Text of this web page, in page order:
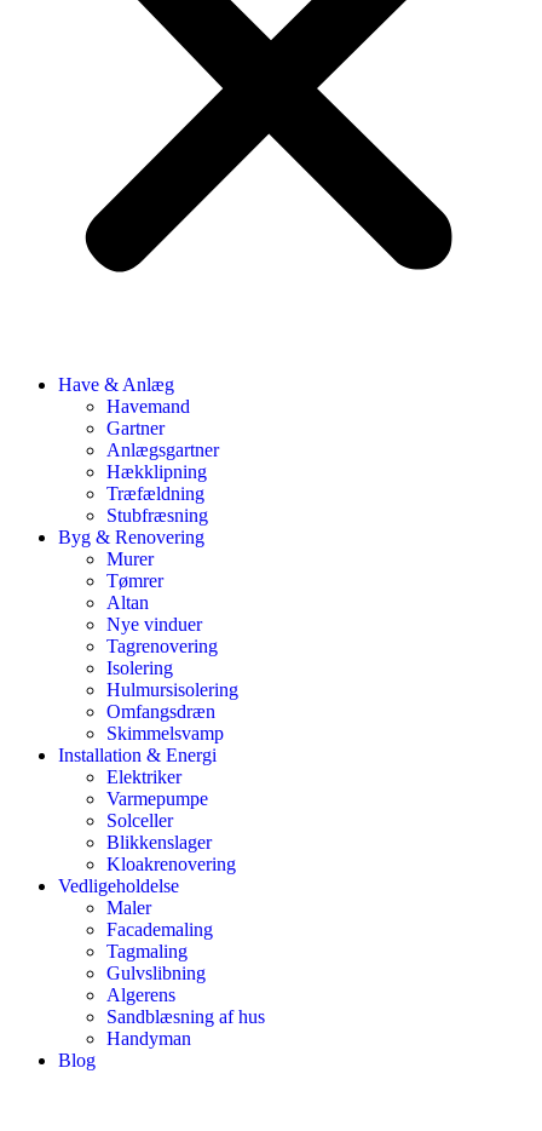
Have & Anlæg
Havemand
Gartner
Anlægsgartner
Hækklipning
Træfældning
Stubfræsning
Byg & Renovering
Murer
Tømrer
Altan
Nye vinduer
Tagrenovering
Isolering
Hulmursisolering
Omfangsdræn
Skimmelsvamp
Installation & Energi
Elektriker
Varmepumpe
Solceller
Blikkenslager
Kloakrenovering
Vedligeholdelse
Maler
Facademaling
Tagmaling
Gulvslibning
Algerens
Sandblæsning af hus
Handyman
Blog